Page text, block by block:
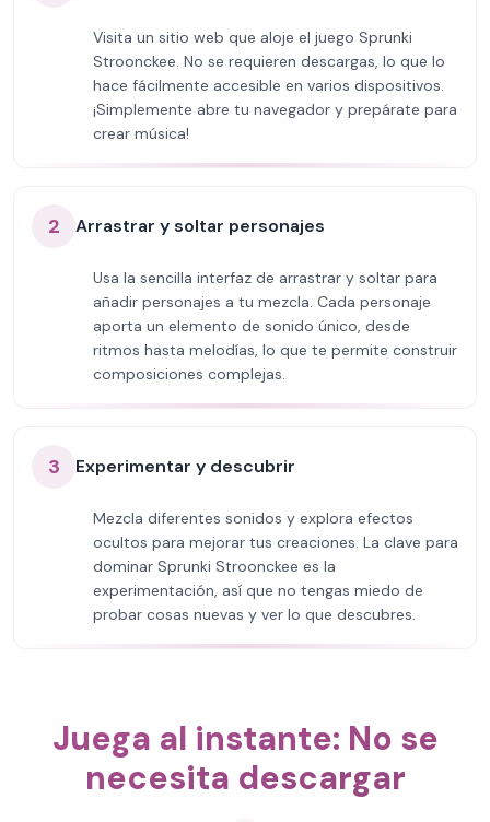
Visita un sitio web que aloje el juego Sprunki
Stroonckee. No se requieren descargas, lo que lo
hace fácilmente accesible en varios dispositivos.
¡Simplemente abre tu navegador y prepárate para
crear música!
2 Arrastrar y soltar personajes
Usa la sencilla interfaz de arrastrar y soltar para
añadir personajes a tu mezcla. Cada personaje
aporta un elemento de sonido único, desde
ritmos hasta melodías, lo que te permite construir
composiciones complejas.
3 Experimentar y descubrir
Mezcla diferentes sonidos y explora efectos
ocultos para mejorar tus creaciones. La clave para
dominar Sprunki Stroonckee es la
experimentación, así que no tengas miedo de
probar cosas nuevas y ver lo que descubres.
Juega al instante: No se
necesita descargar